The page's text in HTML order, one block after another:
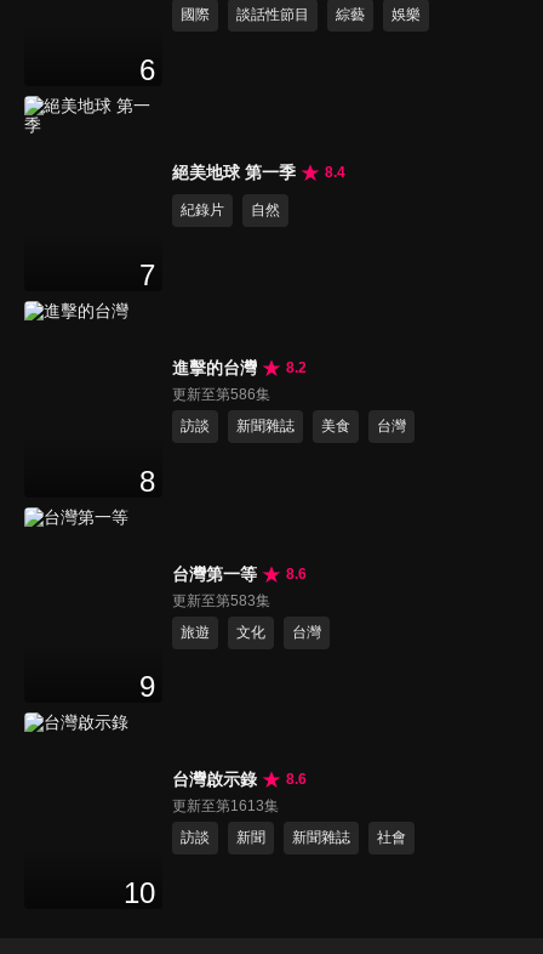
6
國際
談話性節目 綜藝 娛樂
7
絕美地球 第一季 8.4
紀錄片 自然
8
進擊的台灣
8.2
更新至第586集
訪談
新聞雜誌 美食 台灣
9
台灣第一等
8.6
更新至第583集
旅遊
文化 台灣
10
台灣啟示錄
8.6
更新至第1613集
訪談
新聞 新聞雜誌 社會